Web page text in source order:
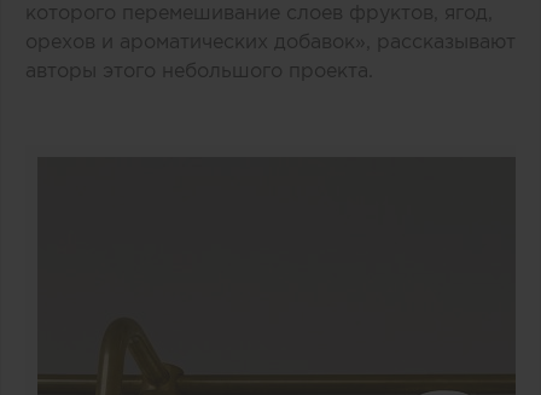
которого перемешивание слоев фруктов, ягод,
орехов и ароматических добавок», рассказывают
авторы этого небольшого проекта.